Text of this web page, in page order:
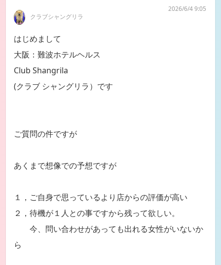
クラブシャングリラ
2026/6/4 9:05
はじめまして
大阪：難波ホテルヘルス
Club Shangrila
(クラブ シャングリラ）です
ご質問の件ですが
あくまで想像での予想ですが
１，ご自身で思っているより店からの評価が高い
２，待機が１人との事ですから残って欲しい。
今、問い合わせがあっても出れる女性がいないか
ら